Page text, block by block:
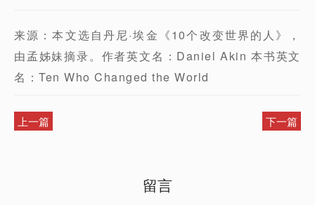
来源：本文选自丹尼·埃金《10个改变世界的人》，
由孟姊妹摘录。作者英文名：Daniel Akin 本书英文
名：Ten Who Changed the World
上一篇 下一篇
留言